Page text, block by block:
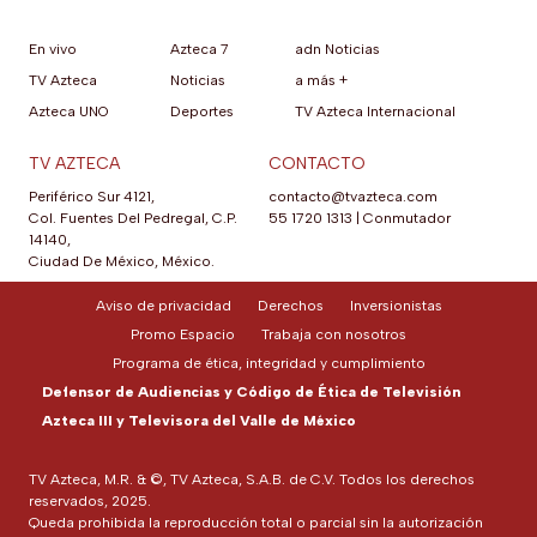
En vivo
TV Azteca
Azteca UNO
Azteca 7
Noticias
Deportes
adn Noticias
a más +
TV Azteca Internacional
TV AZTECA
Periférico Sur 4121,
Col. Fuentes Del Pedregal, C.P.
14140,
Ciudad De México, México.
CONTACTO
contacto@tvazteca.com
55 1720 1313
Conmutador
TV Azteca, M.R. & ©, TV Azteca, S.A.B. de C.V. Todos los derechos
reservados, 2025.
Queda prohibida la reproducción total o parcial sin la autorización
Aviso de privacidad Derechos
Inversionistas
Promo Espacio
Trabaja con nosotros
Programa de ética, integridad y cumplimiento
Defensor de Audiencias y Código de Ética de Televisión
Azteca III y Televisora del Valle de México